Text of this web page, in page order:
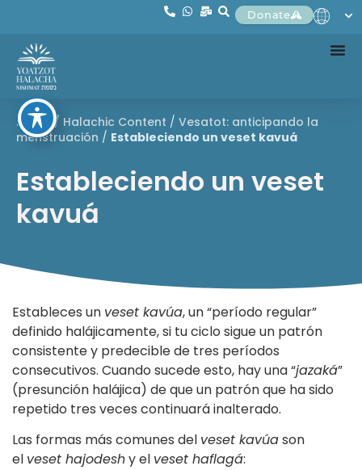
Donate
Home / Halachic Content / Vesatot: anticipando la
menstruación / Estableciendo un veset kavuá
Estableciendo un veset
kavuá
Estableces un veset kavúa, un “período regular”
definido halájicamente, si tu ciclo sigue un patrón
consistente y predecible de tres períodos
consecutivos. Cuando sucede esto, hay una “jazaká”
(presunción halájica) de que un patrón que ha sido
repetido tres veces continuará inalterado.
Las formas más comunes del veset kavúason
el veset hajodeshy el veset haflagá: